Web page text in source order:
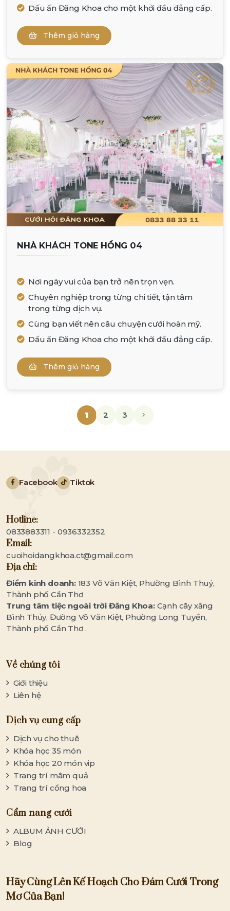
Dấu ấn Đăng Khoa cho một khởi đầu đẳng cấp.
Thêm giỏ hàng
NHÀ KHÁCH TONE HỒNG 04
Nơi ngày vui của bạn trở nên trọn vẹn.
Chuyên nghiệp trong từng chi tiết, tận tâm
trong từng dịch vụ.
Cùng bạn viết nên câu chuyện cưới hoàn mỹ.
Dấu ấn Đăng Khoa cho một khởi đầu đẳng cấp.
Thêm giỏ hàng
1 2 3
Facebook Tiktok
Hotline:
0833883311 - 0936332352
Email:
cuoihoidangkhoa.ct@gmail.com
Địa chỉ:
Điểm kinh doanh:183 Võ Văn Kiệt, Phường Bình Thuỷ,
Thành phố Cần Thơ
Trung tâm tiệc ngoài trời Đăng Khoa:Cạnh cây xăng
Bình Thủy, Đường Võ Văn Kiệt, Phường Long Tuyền,
Thành phố Cần Thơ .
Về chúng tôi
Giới thiệu
Liên hệ
Dịch vụ cung cấp
Dịch vụ cho thuê
Khóa học 35 món
Khóa học 20 món vip
Trang trí mâm quả
Trang trí cổng hoa
Cẩm nang cưới
ALBUM ẢNH CƯỚI
Blog
Hãy Cùng Lên Kế Hoạch Cho Đám Cưới Trong
Mơ Của Bạn!